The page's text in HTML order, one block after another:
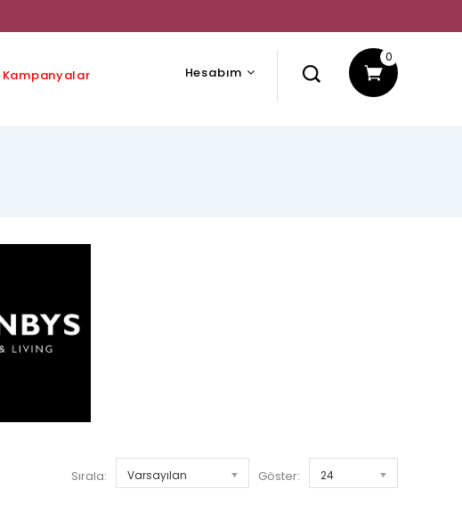
0
Hesabım
Kampanyalar
Sırala: Varsayılan Göster: 24